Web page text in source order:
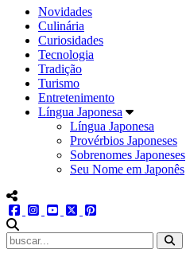
Novidades
Culinária
Curiosidades
Tecnologia
Tradição
Turismo
Entretenimento
Língua Japonesa
Língua Japonesa
Provérbios Japoneses
Sobrenomes Japoneses
Seu Nome em Japonês
menu redes social
facebookinstagram
youtube
twitter